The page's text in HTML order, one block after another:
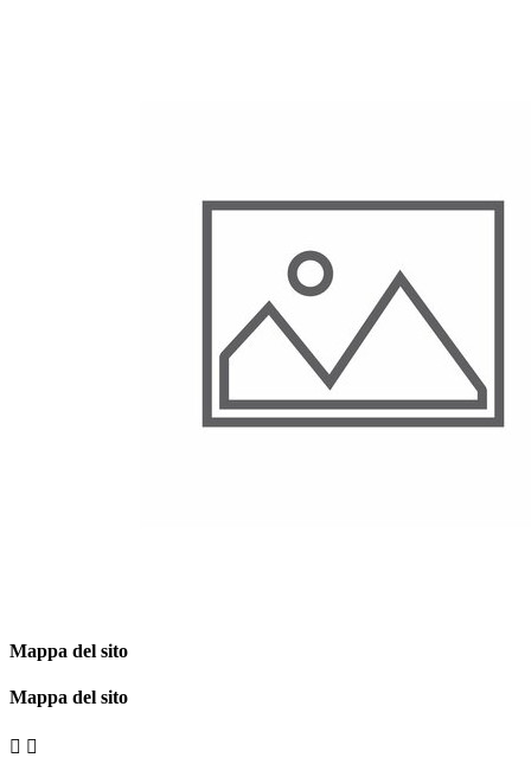
Mappa del sito
Mappa del sito
 